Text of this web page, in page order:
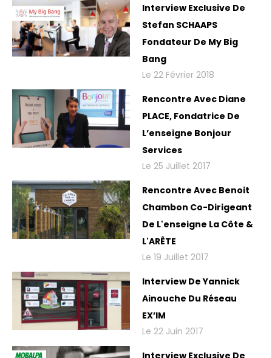
Interview Exclusive De
Stefan SCHAAPS
Fondateur De My Big
Bang
Le 22 Février 2018
Rencontre Avec Diane
PLACE, Fondatrice De
L’enseigne Bonjour
Services
Le 25 Juillet 2017
Rencontre Avec Benoit
Chambon Co-Dirigeant
De L'enseigne La Côte &
L'ARÊTE
Le 19 Juillet 2017
Interview De Yannick
Ainouche Du Réseau
EX’IM
Le 22 Juin 2017
Interview Exclusive De